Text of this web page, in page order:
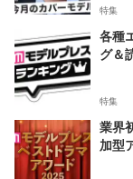
特集
各種
グ＆
特集
業界
加型